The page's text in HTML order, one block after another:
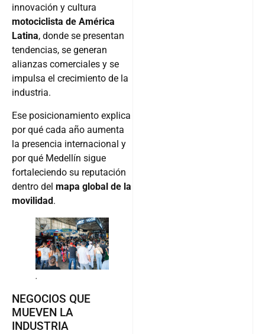
innovación y cultura
motociclista de América
Latina, donde se presentan
tendencias, se generan
alianzas comerciales y se
impulsa el crecimiento de la
industria.
Ese posicionamiento explica
por qué cada año aumenta
la presencia internacional y
por qué Medellín sigue
fortaleciendo su reputación
dentro del mapa global de la
movilidad.
.
NEGOCIOS QUE
MUEVEN LA
INDUSTRIA